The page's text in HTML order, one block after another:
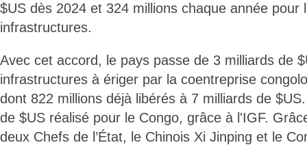
$US dès 2024 et 324 millions chaque année pour
infrastructures.
Avec cet accord, le pays passe de 3 milliards de
infrastructures à ériger par la coentreprise
dont 822 millions déjà libérés à 7 milliards de
de $US réalisé pour le Congo, grâce à l'IGF.
deux Chefs de l’État, le Chinois Xi Jinping et le